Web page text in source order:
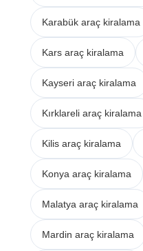
Karabük araç kiralama
Kars araç kiralama
Kayseri araç kiralama
Kırklareli araç kiralama
Kilis araç kiralama
Konya araç kiralama
Malatya araç kiralama
Mardin araç kiralama